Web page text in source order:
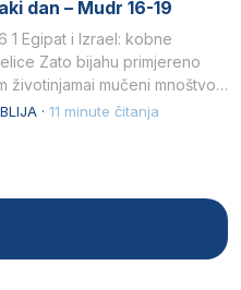
dan – Mudr 16-19
1 Egipat i Izrael: kobne
Zato bijahu primjereno
životinjamai mučeni mnoštvom
· 11 minute čitanja